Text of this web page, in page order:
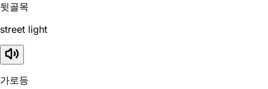
뒷골목
street light
가로등